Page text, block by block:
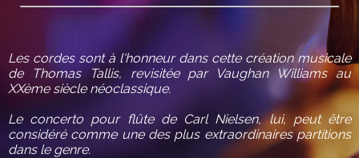
Les cordes sont à l'honneur dans cette création musicale
de Thomas Tallis, revisitée par Vaughan Williams au
XXème siècle néoclassique.
Le concerto pour flûte de Carl Nielsen, lui, peut être
considéré comme une des plus extraordinaires partitions
dans le genre.